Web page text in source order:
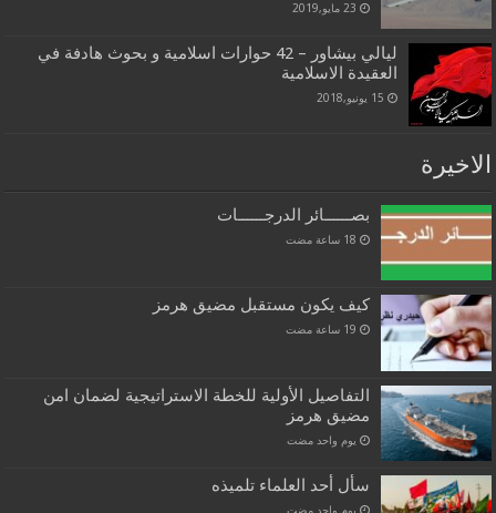
23 مايو,2019
ليالي بيشاور – 42 حوارات اسلامية و بحوث هادفة في
العقيدة الاسلامية
15 يونيو,2018
الاخيرة
بصــــــائر الدرجــــــات
كيف يكون مستقبل مضيق هرمز
التفاصيل الأولية للخطة الاستراتيجية لضمان امن
مضيق هرمز
‏يوم واحد مضت
سأل أحد العلماء تلميذه
‏يوم واحد مضت